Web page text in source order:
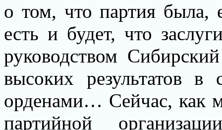
о том, что партия была,
есть и будет, что
руководством
высоких результатов в
орденами… Сейчас, как
партийной